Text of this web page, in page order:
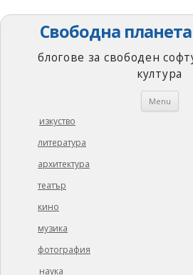
Свободна планета
блогове за свободен
култура
Menu Skip
изкуство
литература
архитектура
театър
кино
музика
фотография
наука